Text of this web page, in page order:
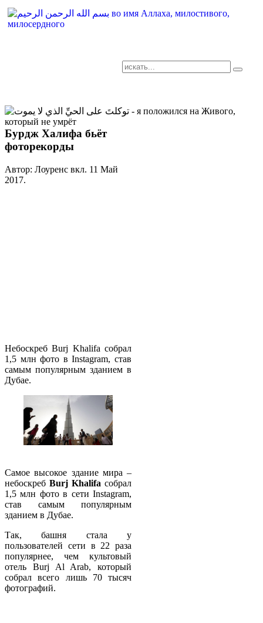
Бурдж Халифа бьёт
фоторекорды
Автор: Лоуренс вкл. 11 Май
2017.
Небоскреб Burj Khalifa собрал
1,5 млн фото в Instagram, став
самым популярным зданием в
Дубае.
Самое высокое здание мира –
небоскреб Burj Khalifa собрал
1,5 млн фото в сети Instagram,
став самым популярным
зданием в Дубае.
Так, башня стала у
пользователей сети в 22 раза
популярнее, чем культовый
отель Burj Al Arab, который
собрал всего лишь 70 тысяч
фотографий.